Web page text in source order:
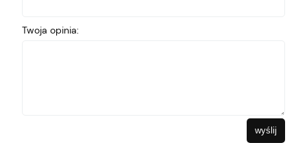
Twoja opinia:
wyślij